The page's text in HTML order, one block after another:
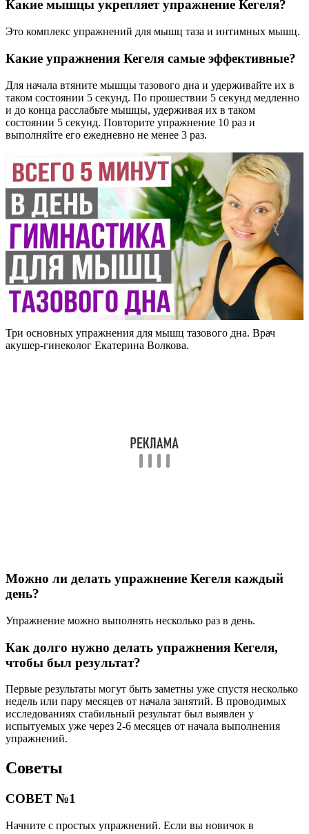
Какие мышцы укрепляет упражнение Кегеля?
Это комплекс упражнений для мышц таза и интимных мышц.
Какие упражнения Кегеля самые эффективные?
Для начала втяните мышцы тазового дна и удерживайте их в
таком состоянии 5 секунд. По прошествии 5 секунд медленно
и до конца расслабьте мышцы, удерживая их в таком
состоянии 5 секунд. Повторите упражнение 10 раз и
выполняйте его ежедневно не менее 3 раз.
Три основных упражнения для мышц тазового дна. Врач
акушер-гинеколог Екатерина Волкова.
Можно ли делать упражнение Кегеля каждый
день?
Упражнение можно выполнять несколько раз в день.
Как долго нужно делать упражнения Кегеля,
чтобы был результат?
Первые результаты могут быть заметны уже спустя несколько
недель или пару месяцев от начала занятий. В проводимых
исследованиях стабильный результат был выявлен у
испытуемых уже через 2-6 месяцев от начала выполнения
упражнений.
Советы
СОВЕТ №1
Начните с простых упражнений. Если вы новичок в